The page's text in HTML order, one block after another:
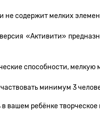
не содержит мелких
«Активити»
способности,
минимум 3
вашем ребёнке